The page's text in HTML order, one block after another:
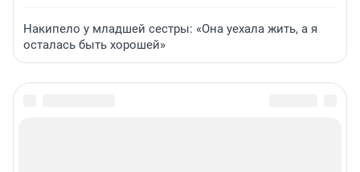
Накипело у младшей сестры: «Она уехала жить, а я
осталась быть хорошей»